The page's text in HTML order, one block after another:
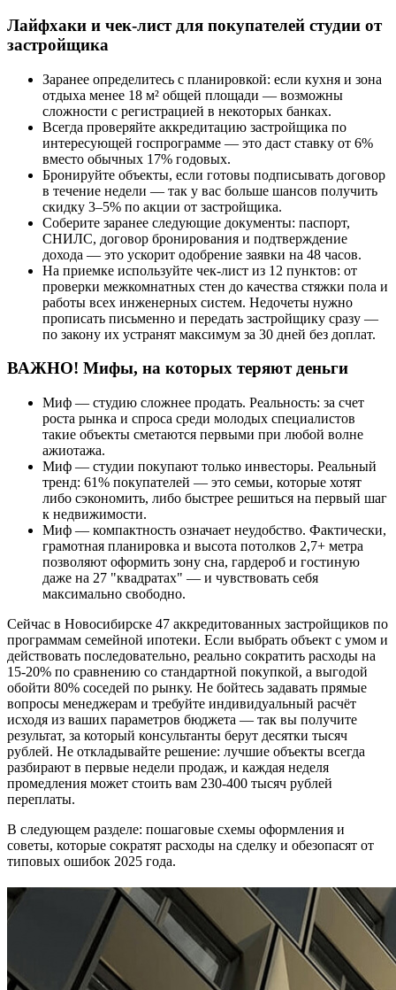
Лайфхаки и чек-лист для покупателей студии от
застройщика
Заранее определитесь с планировкой: если кухня и зона
отдыха менее 18 м² общей площади — возможны
сложности с регистрацией в некоторых банках.
Всегда проверяйте аккредитацию застройщика по
интересующей госпрограмме — это даст ставку от 6%
вместо обычных 17% годовых.
Бронируйте объекты, если готовы подписывать договор
в течение недели — так у вас больше шансов получить
скидку 3–5% по акции от застройщика.
Соберите заранее следующие документы: паспорт,
СНИЛС, договор бронирования и подтверждение
дохода — это ускорит одобрение заявки на 48 часов.
На приемке используйте чек-лист из 12 пунктов: от
проверки межкомнатных стен до качества стяжки пола и
работы всех инженерных систем. Недочеты нужно
прописать письменно и передать застройщику сразу —
по закону их устранят максимум за 30 дней без доплат.
ВАЖНО! Мифы, на которых теряют деньги
Миф — студию сложнее продать. Реальность: за счет
роста рынка и спроса среди молодых специалистов
такие объекты сметаются первыми при любой волне
ажиотажа.
Миф — студии покупают только инвесторы. Реальный
тренд: 61% покупателей — это семьи, которые хотят
либо сэкономить, либо быстрее решиться на первый шаг
к недвижимости.
Миф — компактность означает неудобство. Фактически,
грамотная планировка и высота потолков 2,7+ метра
позволяют оформить зону сна, гардероб и гостиную
даже на 27 "квадратах" — и чувствовать себя
максимально свободно.
Сейчас в Новосибирске 47 аккредитованных застройщиков по
программам семейной ипотеки. Если выбрать объект с умом и
действовать последовательно, реально сократить расходы на
15-20% по сравнению со стандартной покупкой, а выгодой
обойти 80% соседей по рынку. Не бойтесь задавать прямые
вопросы менеджерам и требуйте индивидуальный расчёт
исходя из ваших параметров бюджета — так вы получите
результат, за который консультанты берут десятки тысяч
рублей. Не откладывайте решение: лучшие объекты всегда
разбирают в первые недели продаж, и каждая неделя
промедления может стоить вам 230-400 тысяч рублей
переплаты.
В следующем разделе: пошаговые схемы оформления и
советы, которые сократят расходы на сделку и обезопасят от
типовых ошибок 2025 года.